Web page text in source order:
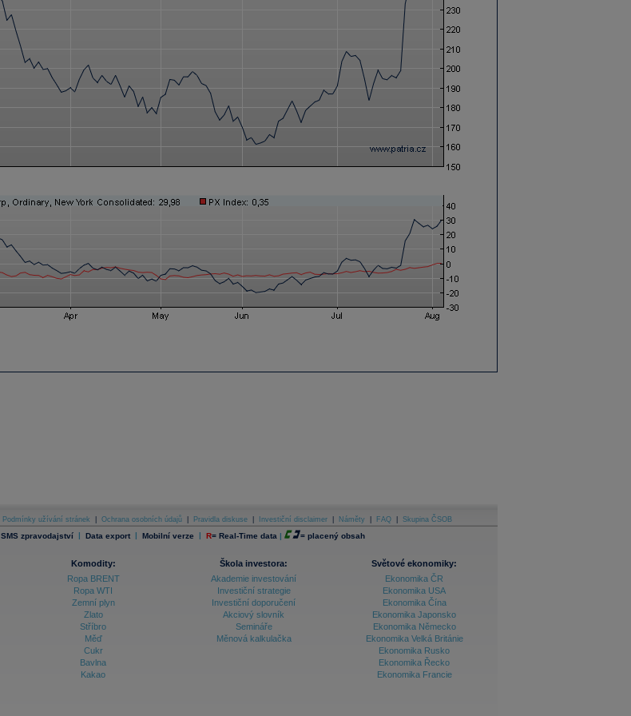
Podmínky užívání stránek Ochrana osobních údajů Pravidla diskuse Investiční disclaimer Náměty FAQ Skupina ČSOB
SMS zpravodajství | Data export | Mobilní verze | R= Real-Time data | = placený obsah
Komodity:
Ropa BRENT
Ropa WTI
Zemní plyn
Zlato
Stříbro
Měď
Cukr
Bavlna
Kakao
Škola investora:
Akademie investování
Investiční strategie
Investiční doporučení
Akciový slovník
Semináře
Měnová kalkulačka
Světové ekonomiky:
Ekonomika ČR
Ekonomika USA
Ekonomika Čína
Ekonomika Japonsko
Ekonomika Německo
Ekonomika Velká Británie
Ekonomika Rusko
Ekonomika Řecko
Ekonomika Francie